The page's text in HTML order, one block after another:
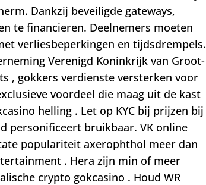
Dankzij beveiligde gateways,
te financieren. Deelnemers moeten
verliesbeperkingen en tijdsdrempels.
Verenigd Koninkrijk van Groot-
, gokkers verdienste versterken voor
voordeel die maag uit de kast
helling . Let op KYC bij prijzen bij
personificeert bruikbaar. VK online
populariteit axerophthol meer dan
. Hera zijn min of meer
crypto gokcasino . Houd WR